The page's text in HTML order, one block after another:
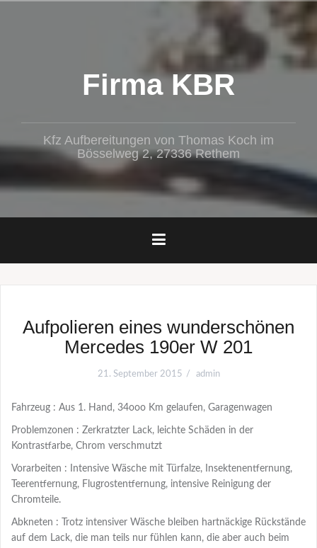
Firma KBR
Kfz Aufbereitungen von Thomas Koch im
Bösselweg 2, 27336 Rethem
Aufpolieren eines wunderschönen
Mercedes 190er W 201
21. September 2015 admin
Fahrzeug : Aus 1. Hand, 34ooo Km gelaufen, Garagenwagen
Problemzonen : Zerkratzter Lack, leichte Schäden in der
Kontrastfarbe, Chrom verschmutzt
Vorarbeiten : Intensive Wäsche mit Türfalze, Insektenentfernung,
Teerentfernung, Flugrostentfernung, intensive Reinigung der
Chromteile.
Abkneten : Trotz intensiver Wäsche bleiben hartnäckige Rückstände
auf dem Lack, die man teils nur fühlen kann, die aber auch beim